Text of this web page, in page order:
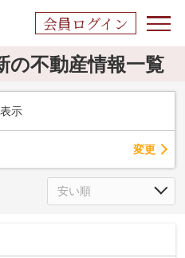
会員ログイン
の不動産情報一覧
示
変更